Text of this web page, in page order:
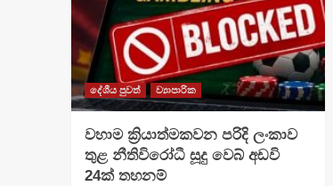
දේශීය පුවත් ව්‍යාපාරික
වහාම ක්‍රියාත්මකවන පරිදි ලංකාව
තුළ නීතිවිරෝධී සූදු වෙබ් අඩවි
24ක් තහනම්